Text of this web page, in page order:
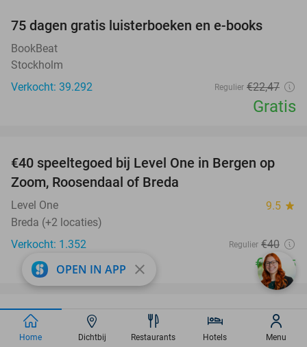
75 dagen gratis luisterboeken en e-books
BookBeat
Stockholm
Verkocht: 39.292
Regulier €22,47
Gratis
50%
€40 speeltegoed bij Level One in Bergen op
Zoom, Roosendaal of Breda
Level One 9.5 star
Breda (+2 locaties)
Verkocht: 1.352
Regulier €40
€19 ,95
39%
favorite_border
Grieks 3-gangen keuzediner bij Athene Grieks
Restaurant-Brasserie
OPEN IN APP close
Home Dichtbij Restaurants Hotels Menu